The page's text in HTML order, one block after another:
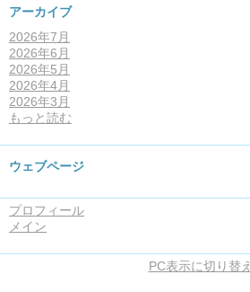
アーカイブ
2026年7月
2026年6月
2026年5月
2026年4月
2026年3月
もっと読む
ウェブページ
プロフィール
メイン
PC表示に切り替え